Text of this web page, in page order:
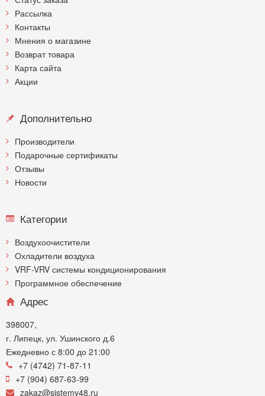
Рассылка
Контакты
Мнения о магазине
Возврат товара
Карта сайта
Акции
Дополнительно
Производители
Подарочные сертификаты
Отзывы
Новости
Категории
Воздухоочистители
Охладители воздуха
VRF-VRV системы кондиционирования
Программное обеспечение
Адрес
398007,
г. Липецк, ул. Ушинского д.6
Ежедневно с 8:00 до 21:00
+7 (4742) 71-87-11
+7 (904) 687-63-99
zakaz@sistemy48.ru